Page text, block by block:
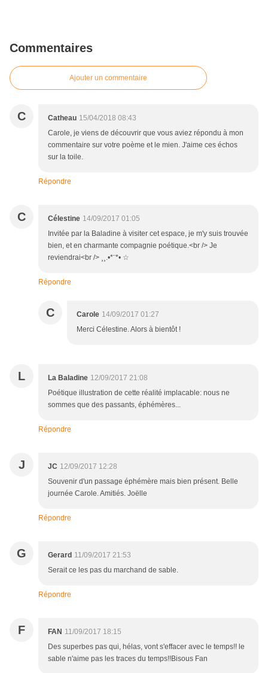
Commentaires
Ajouter un commentaire
C Catheau 15/04/2018 08:43
Carole, je viens de découvrir que vous aviez répondu à mon
commentaire sur votre poème et le mien. J'aime ces échos
sur la toile.
Répondre
C Célestine 14/09/2017 01:05
Invitée par la Baladine à visiter cet espace, je m'y suis trouvée
bien, et en charmante compagnie poétique.<br /> Je
reviendrai<br /> ¸¸.•*¨*• ☆
Répondre
C Carole 14/09/2017 01:27
Merci Célestine. Alors à bientôt !
L La Baladine 12/09/2017 21:08
Poétique illustration de cette réalité implacable: nous ne
sommes que des passants, éphémères...
Répondre
J JC 12/09/2017 12:28
Souvenir d'un passage éphémère mais bien présent. Belle
journée Carole. Amitiés. Joëlle
Répondre
G Gerard 11/09/2017 21:53
Serait ce les pas du marchand de sable.
Répondre
F FAN 11/09/2017 18:15
Des superbes pas qui, hélas, vont s'effacer avec le temps!! le
sable n'aime pas les traces du temps!!Bisous Fan